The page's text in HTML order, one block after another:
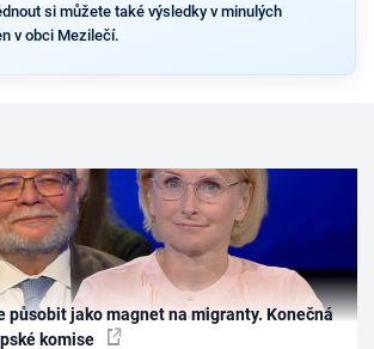
si můžete také výsledky v minulých
v obci Mezilečí.
působit jako magnet na migranty. Konečná
komise